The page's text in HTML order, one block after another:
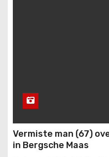
Vermiste man (67)
in Bergsche Maas